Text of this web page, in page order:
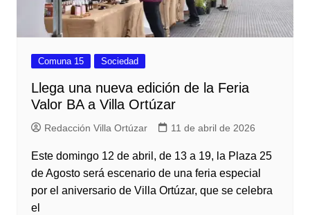
Comuna 15 Sociedad
Llega una nueva edición de la Feria
Valor BA a Villa Ortúzar
Redacción Villa Ortúzar 11 de abril de 2026
Este domingo 12 de abril, de 13 a 19, la Plaza 25
de Agosto será escenario de una feria especial
por el aniversario de Villa Ortúzar, que se celebra
el